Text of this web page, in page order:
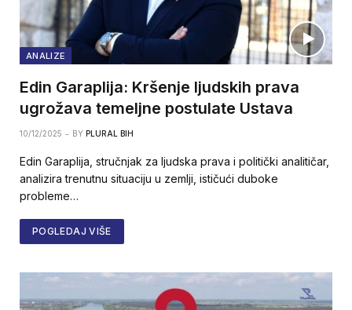
ANALIZE
Edin Garaplija: Kršenje ljudskih prava
ugrožava temeljne postulate Ustava
10/12/2025 BY PLURAL BIH
Edin Garaplija, stručnjak za ljudska prava i politički analitičar,
analizira trenutnu situaciju u zemlji, ističući duboke
probleme…
POGLEDAJ VIŠE